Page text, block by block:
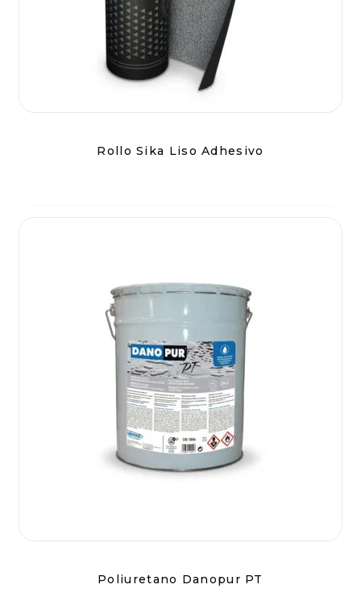
Rollo Sika Liso Adhesivo
Poliuretano Danopur PT